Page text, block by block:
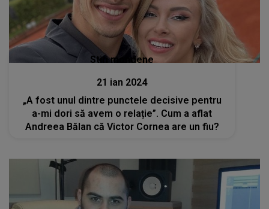
Stiri mondene
21 ian 2024
„A fost unul dintre punctele decisive pentru
a-mi dori să avem o relație”. Cum a aflat
Andreea Bălan că Victor Cornea are un fiu?